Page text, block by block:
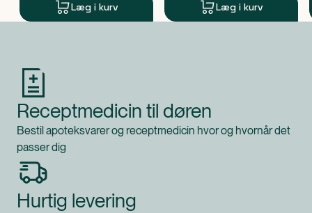
Læg i kurv Læg i kurv
Receptmedicin til døren
Bestil apoteksvarer og receptmedicin hvor og hvornår det
passer dig
Hurtig levering